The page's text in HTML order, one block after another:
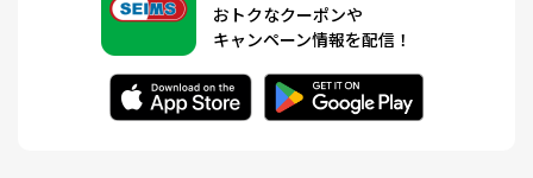
おトクなクーポンや
キャンペーン情報を配信！